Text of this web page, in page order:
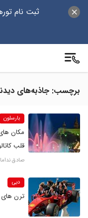
ثبت نام تورهای
برچسب: جاذبه‌های
بارسلون
مکان
قلب
صادق
دبی
ترن های